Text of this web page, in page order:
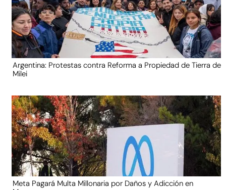
Argentina: Protestas contra Reforma a Propiedad de Tierra de
Milei
Meta Pagará Multa Millonaria por Daños y Adicción en